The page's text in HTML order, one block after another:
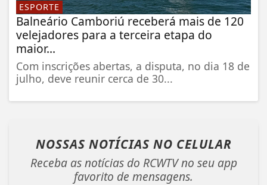
ESPORTE
Balneário Camboriú receberá mais de 120
velejadores para a terceira etapa do
maior...
Com inscrições abertas, a disputa, no dia 18 de
julho, deve reunir cerca de 30...
NOSSAS NOTÍCIAS NO CELULAR
Receba as notícias do RCWTV no seu app
favorito de mensagens.